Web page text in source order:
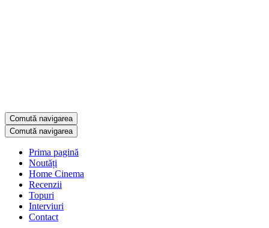
Comută navigarea
Comută navigarea
Prima pagină
Noutăți
Home Cinema
Recenzii
Topuri
Interviuri
Contact